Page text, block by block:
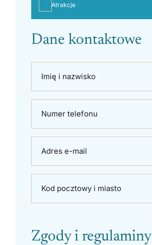
Atrakcje
Dane kontaktowe
Imię i nazwisko
Numer telefonu
Adres e-mail
Kod pocztowy i miasto
Zgody i regulaminy